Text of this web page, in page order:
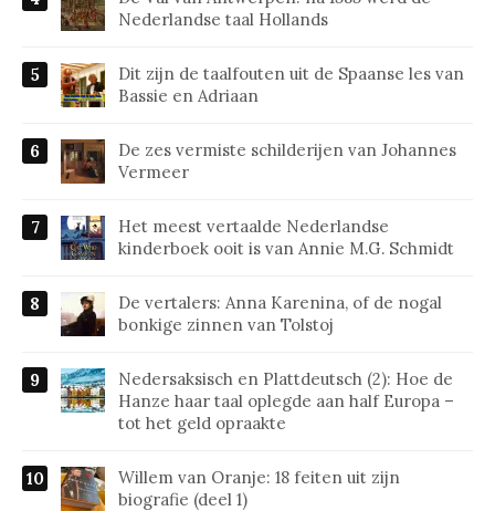
Nederlandse taal Hollands
Dit zijn de taalfouten uit de Spaanse les van
Bassie en Adriaan
De zes vermiste schilderijen van Johannes
Vermeer
Het meest vertaalde Nederlandse
kinderboek ooit is van Annie M.G. Schmidt
De vertalers: Anna Karenina, of de nogal
bonkige zinnen van Tolstoj
Nedersaksisch en Plattdeutsch (2): Hoe de
Hanze haar taal oplegde aan half Europa –
tot het geld opraakte
Willem van Oranje: 18 feiten uit zijn
biografie (deel 1)